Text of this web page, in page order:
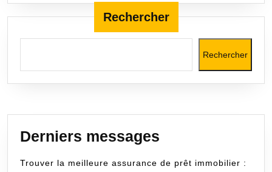
Rechercher
Rechercher
Derniers messages
Trouver la meilleure assurance de prêt immobilier :